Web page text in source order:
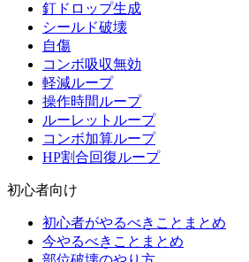
釘ドロップ生成
シールド破壊
自傷
コンボ吸収無効
軽減ループ
操作時間ループ
ルーレットループ
コンボ加算ループ
HP割合回復ループ
初心者向け
初心者がやるべきことまとめ
今やるべきことまとめ